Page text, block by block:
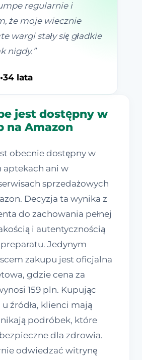
regularnie i
że moje wiecznie
wargi stały się gładkie
nigdy. ”
•34 lata
jest dostępny w
na Amazon
obecnie dostępny w
aptekach ani w
sprzedażowych
Decyzja ta wynika z
do zachowania pełnej
i autentycznością
Jedynym
zakupu jest oficjalna
gdzie cena za
159 pln. Kupując
źródła, klienci mają
podróbek, które
dla zdrowia.
odwiedzać witrynę